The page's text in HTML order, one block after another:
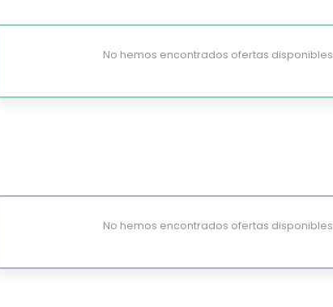
No hemos encontrados ofertas disponibles
No hemos encontrados ofertas disponibles